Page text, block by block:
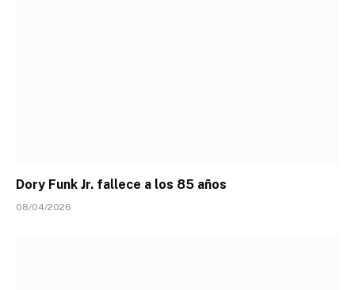
Dory Funk Jr. fallece a los 85 años
08/04/2026